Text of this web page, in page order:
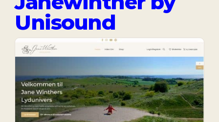
Unisound